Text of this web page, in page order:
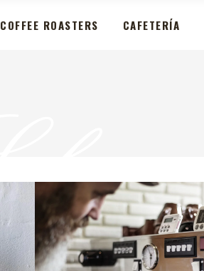
COFFEE ROASTERS CAFETERÍA